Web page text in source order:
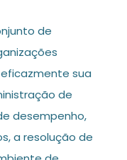
de
sua
de
desempenho,
a resolução de